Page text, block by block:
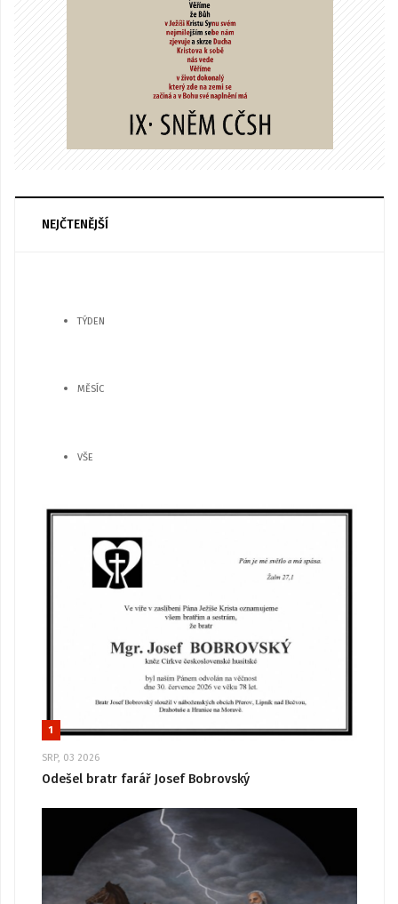
NEJČTENĚJŠÍ
TÝDEN
MĚSÍC
VŠE
1
SRP, 03 2026
Odešel bratr farář Josef Bobrovský